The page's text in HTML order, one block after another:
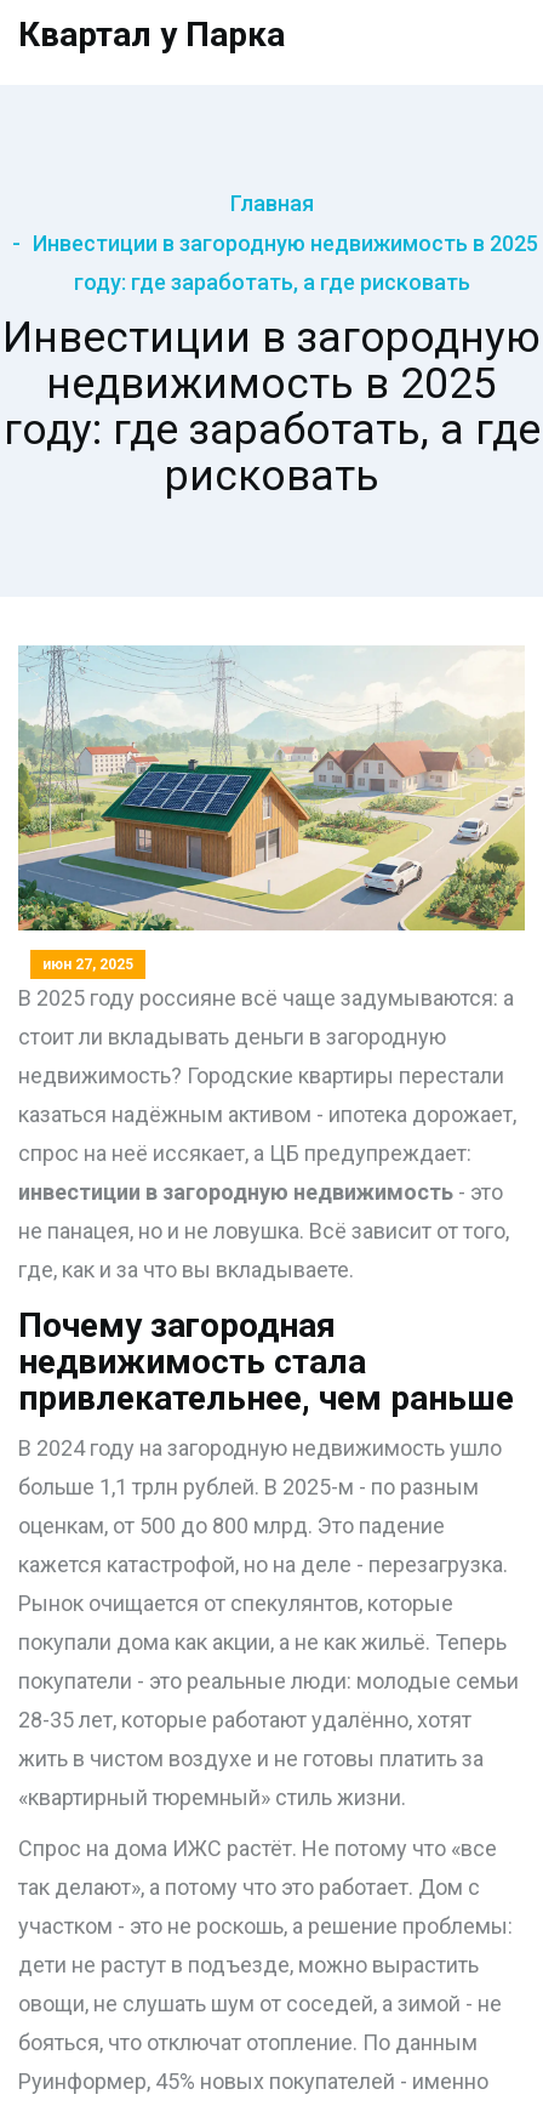
Квартал у Парка
Главная
Инвестиции в загородную недвижимость в 2025
году: где заработать, а где рисковать
Инвестиции в загородную
недвижимость в 2025
году: где заработать, а где
рисковать
июн 27, 2025
В 2025 году россияне всё чаще задумываются: а
стоит ли вкладывать деньги в загородную
недвижимость? Городские квартиры перестали
казаться надёжным активом - ипотека дорожает,
спрос на неё иссякает, а ЦБ предупреждает:
инвестиции в загородную недвижимость - это
не панацея, но и не ловушка. Всё зависит от того,
где, как и за что вы вкладываете.
Почему загородная
недвижимость стала
привлекательнее, чем раньше
В 2024 году на загородную недвижимость ушло
больше 1,1 трлн рублей. В 2025-м - по разным
оценкам, от 500 до 800 млрд. Это падение
кажется катастрофой, но на деле - перезагрузка.
Рынок очищается от спекулянтов, которые
покупали дома как акции, а не как жильё. Теперь
покупатели - это реальные люди: молодые семьи
28-35 лет, которые работают удалённо, хотят
жить в чистом воздухе и не готовы платить за
«квартирный тюремный» стиль жизни.
Спрос на дома ИЖС растёт. Не потому что «все
так делают», а потому что это работает. Дом с
участком - это не роскошь, а решение проблемы:
дети не растут в подъезде, можно вырастить
овощи, не слушать шум от соседей, а зимой - не
бояться, что отключат отопление. По данным
Руинформер, 45% новых покупателей - именно